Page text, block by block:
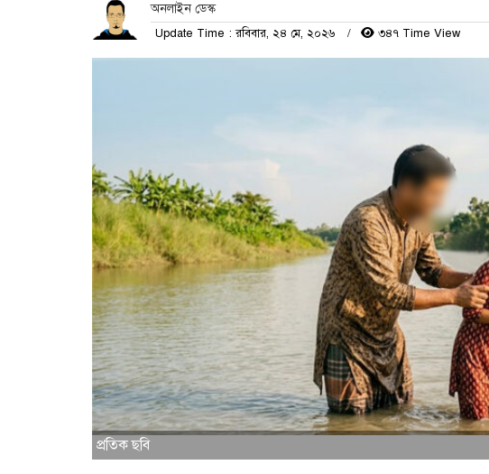
অনলাইন ডেস্ক
Update Time : রবিবার, ২৪ মে, ২০২৬ ৩৪৭ Time View
প্রতিক ছবি